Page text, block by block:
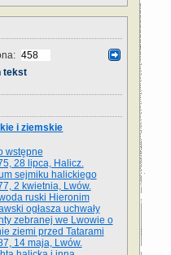
tekst
i ziemskie
wstępne
28 lipca, Halicz.
sejmiku halickiego
2 kwietnia, Lwów.
ruski Hieronim
ogłasza uchwały
zebranej we Lwowie o
ziemi przed Tatarami
14 maja, Lwów.